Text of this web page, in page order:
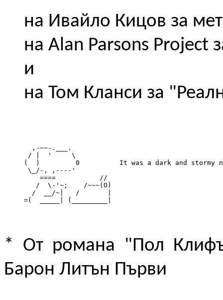
на Ивайло Кицов за
на Alan Parsons Project
и
на Том Кланси за
       ,-~~-.___.
      / |  '     \
(  )         0          It was a dark and stormy
      \_/-, ,----'
         ====           //
        /  \-'~;    /~~~(O)
       /  __/~|   /       |
     =(  _____| (_________|
* От романа "Пол
Барон Литън Първи